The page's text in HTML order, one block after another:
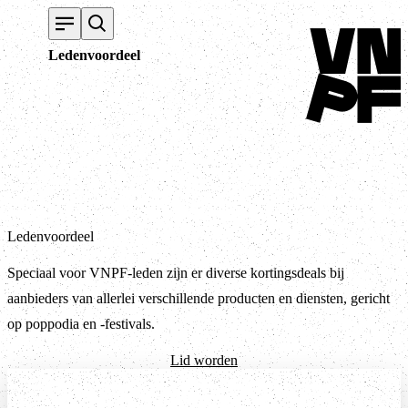
Ledenvoordeel
Terug naar
Ledenvoordeel
Speciaal voor VNPF-leden zijn er diverse kortingsdeals bij
aanbieders van allerlei verschillende producten en diensten, gericht
op poppodia en -festivals.
Lid worden